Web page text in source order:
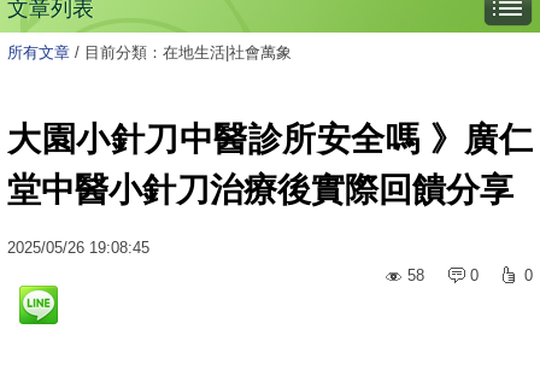
文章列表
所有文章 / 目前分類：在地生活|社會萬象
大園小針刀中醫診所安全嗎 》廣仁
堂中醫小針刀治療後實際回饋分享
2025/05/26 19:08:45
58
0 0